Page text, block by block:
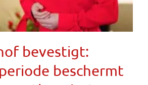
bevestigt:
beschermt